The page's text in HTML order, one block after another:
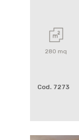
280 mq
Cod. 7273